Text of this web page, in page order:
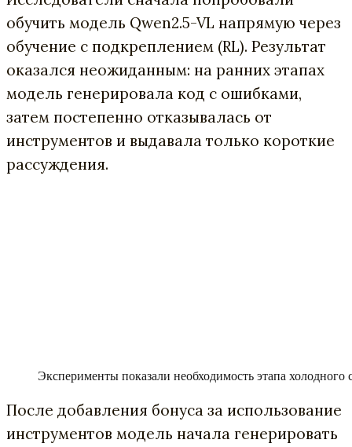
обучить модель Qwen2.5-VL напрямую через
обучение с подкреплением (RL). Результат
оказался неожиданным: на ранних этапах
модель генерировала код с ошибками,
затем постепенно отказывалась от
инструментов и выдавала только короткие
рассуждения.
Эксперименты показали необходимость этапа холодного
После добавления бонуса за использование
инструментов модель начала генерировать